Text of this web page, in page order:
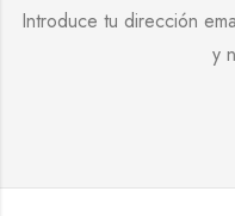
Introduce tu dirección
y